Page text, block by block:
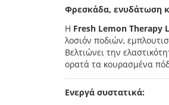
Φρεσκάδα, ενυδάτωση
Η Fresh Lemon Therapy
λοσιόν ποδιών,
Βελτιώνει την
ορατά τα κουρασμένα
Ενεργά συστατικά: